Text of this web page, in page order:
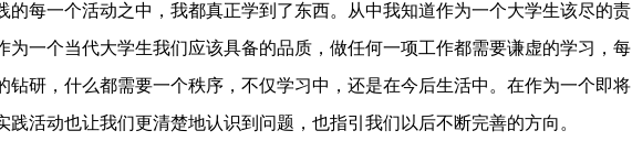
的每一个活动之中，我都真正学到了东西。从中我知道作为一个大学生该尽的责
为一个当代大学生我们应该具备的品质，做任何一项工作都需要谦虚的学习，每
钻研，什么都需要一个秩序，不仅学习中，还是在今后生活中。在作为一个即将
践活动也让我们更清楚地认识到问题，也指引我们以后不断完善的方向。